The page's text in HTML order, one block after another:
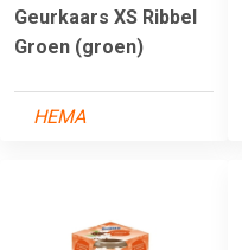
Geurkaars XS Ribbel
Groen (groen)
HEMA